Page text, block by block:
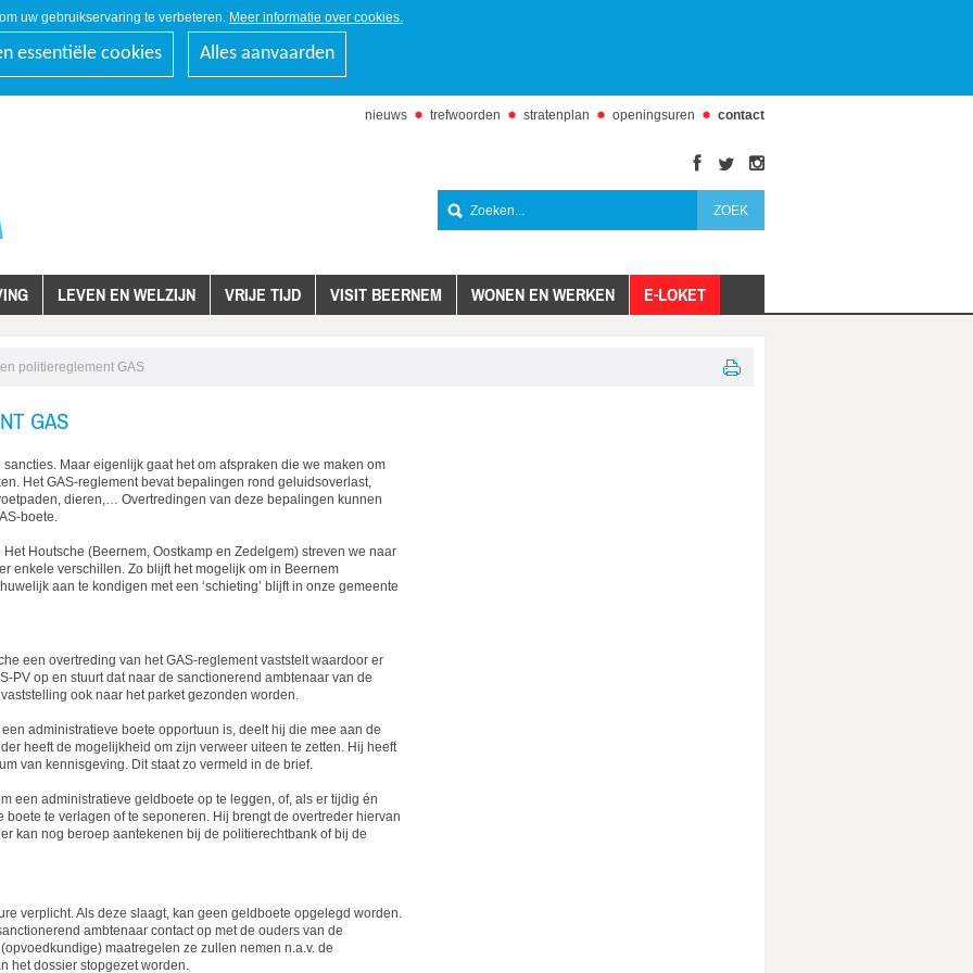
uw gebruikservaring te verbeteren. Meer informatie over cookies.
essentiële cookies Alles aanvaarden
nieuws trefwoorden stratenplan openingsuren contact
facebook
twitterinstagram
LEVEN EN WELZIJN VRIJE TIJD VISIT BEERNEM WONEN EN WERKEN E-LOKET
politiereglement GAS
GAS
Maar eigenlijk gaat het om afspraken die we maken om
Het GAS-reglement bevat bepalingen rond geluidsoverlast,
dieren,… Overtredingen van deze bepalingen kunnen
boete.
Houtsche (Beernem, Oostkamp en Zedelgem) streven we naar
enkele verschillen. Zo blijft het mogelijk om in Beernem
aan te kondigen met een ‘schieting’ blijft in onze gemeente
een overtreding van het GAS-reglement vaststelt waardoor er
PV op en stuurt dat naar de sanctionerend ambtenaar van de
ook naar het parket gezonden worden.
administratieve boete opportuun is, deelt hij die mee aan de
heeft de mogelijkheid om zijn verweer uiteen te zetten. Hij heeft
van kennisgeving. Dit staat zo vermeld in de brief.
een administratieve geldboete op te leggen, of, als er tijdig én
te verlagen of te seponeren. Hij brengt de overtreder hiervan
kan nog beroep aantekenen bij de politierechtbank of bij de
verplicht. Als deze slaagt, kan geen geldboete opgelegd worden.
ambtenaar contact op met de ouders van de
maatregelen ze zullen nemen n.a.v. de
het dossier stopgezet worden.